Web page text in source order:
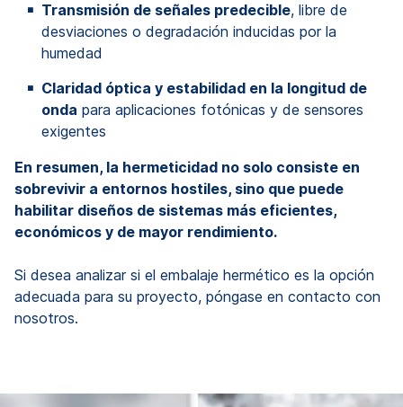
Transmisión de señales predecible, libre de
desviaciones o degradación inducidas por la
humedad
Claridad óptica y estabilidad en la longitud de
onda para aplicaciones fotónicas y de sensores
exigentes
En resumen, la hermeticidad no solo consiste en
sobrevivir a entornos hostiles, sino que puede
habilitar diseños de sistemas más eficientes,
económicos y de mayor rendimiento.
Si desea analizar si el embalaje hermético es la opción
adecuada para su proyecto, póngase en contacto con
nosotros.